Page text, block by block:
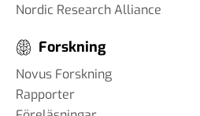
Nordic Research Alliance
Forskning
Novus Forskning
Rapporter